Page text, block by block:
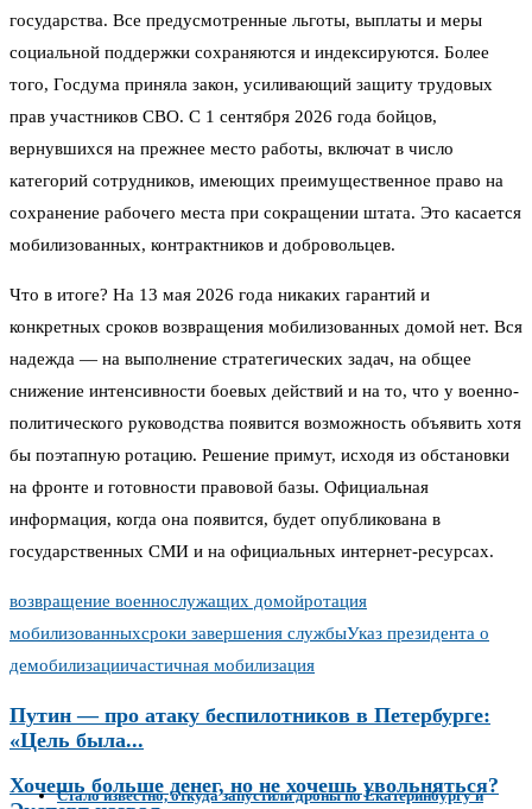
государства. Все предусмотренные льготы, выплаты и меры
социальной поддержки сохраняются и индексируются. Более
того, Госдума приняла закон, усиливающий защиту трудовых
прав участников СВО. С 1 сентября 2026 года бойцов,
вернувшихся на прежнее место работы, включат в число
категорий сотрудников, имеющих преимущественное право на
сохранение рабочего места при сокращении штата. Это касается
мобилизованных, контрактников и добровольцев.
Что в итоге? На 13 мая 2026 года никаких гарантий и
конкретных сроков возвращения мобилизованных домой нет. Вся
надежда — на выполнение стратегических задач, на общее
снижение интенсивности боевых действий и на то, что у военно-
политического руководства появится возможность объявить хотя
бы поэтапную ротацию. Решение примут, исходя из обстановки
на фронте и готовности правовой базы. Официальная
информация, когда она появится, будет опубликована в
государственных СМИ и на официальных интернет-ресурсах.
возвращение военнослужащих домойротация
мобилизованныхсроки завершения службыУказ президента о
демобилизациичастичная мобилизация
Путин — про атаку беспилотников в Петербурге:
«Цель была...
Хочешь больше денег, но не хочешь увольняться?
Стало известно, откуда запустили дроны по Екатеринбургу и